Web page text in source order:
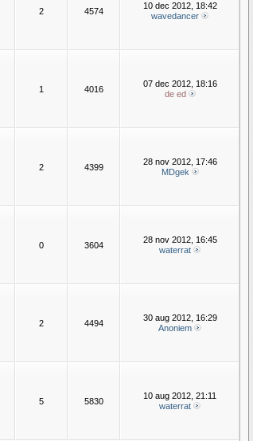
2 4574
10 dec 2012, 18:42
wavedancer
1 4016
07 dec 2012, 18:16
de ed
2 4399
28 nov 2012, 17:46
MDgek
0 3604
28 nov 2012, 16:45
waterrat
2 4494
30 aug 2012, 16:29
Anoniem
5 5830
10 aug 2012, 21:11
waterrat